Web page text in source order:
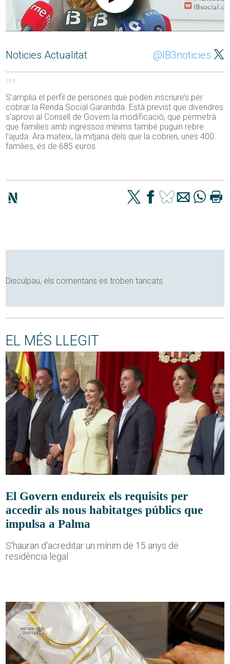
Noticies Actualitat @IB3noticies
184
S’amplia el perfil de persones que poden inscriure’s per
cobrar la Renda Social Garantida. Està previst que divendres
s’aprovi al Consell de Govern la modificació, que permetrà
que famílies amb ingressos mínims també puguin rebre
l’ajuda. Ara mateix, la mitjana dels que la cobren, unes 400
famílies, és de 685 euros.
Disculpau, els comentaris es troben tancats
EL MÉS LLEGIT
El Govern endureix els requisits per
accedir als nous habitatges públics que
impulsa a Palma
S'hauran d'acreditar un mínim de 15 anys de
residència legal